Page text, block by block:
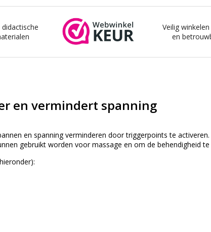
Veilig
en
en vermindert spanning
en spanning verminderen door triggerpoints te
gebruikt worden voor massage en om de behendigheid te